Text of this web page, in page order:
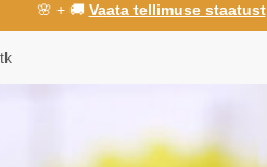
🌸 + 🚚 Vaata tellimuse staatust